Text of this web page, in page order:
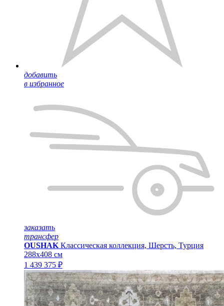
добавить
в избранное
заказать
трансфер
OUSHAK Классическая коллекция, Шерсть, Турция
288x408 см
1 439 375 ₽